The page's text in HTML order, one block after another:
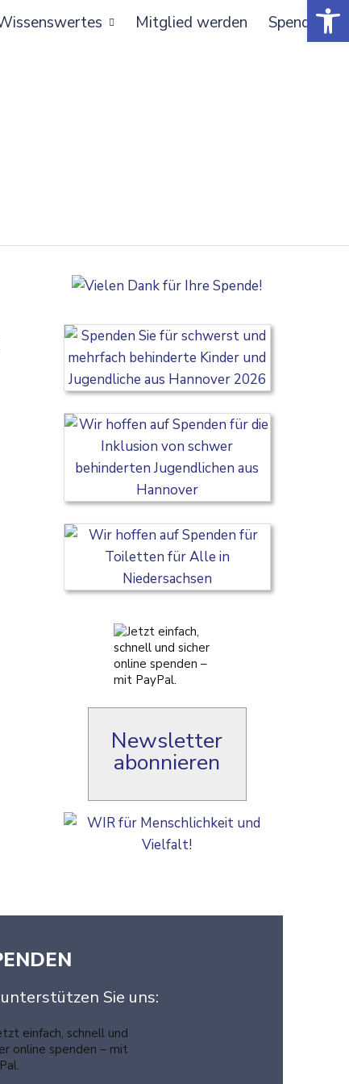
Mitglied werden Spenden
Newsletter
abonnieren
Sie uns: